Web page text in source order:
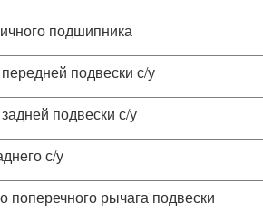
подшипника
подвески с/у
подвески с/у
с/у
поперечного рычага подвески